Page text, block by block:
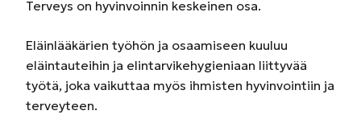
Terveys on hyvinvoinnin keskeinen osa.
Eläinlääkärien työhön ja osaamiseen kuuluu
eläintauteihin ja elintarvikehygieniaan liittyvää
työtä, joka vaikuttaa myös ihmisten hyvinvointiin ja
terveyteen.